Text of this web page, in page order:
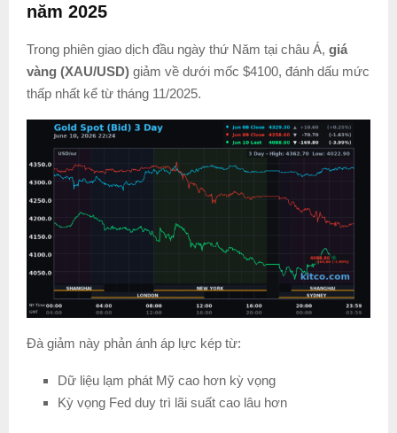
năm 2025
Trong phiên giao dịch đầu ngày thứ Năm tại châu Á, giá
vàng (XAU/USD) giảm về dưới mốc $4100, đánh dấu mức
thấp nhất kể từ tháng 11/2025.
Đà giảm này phản ánh áp lực kép từ:
Dữ liệu lạm phát Mỹ cao hơn kỳ vọng
Kỳ vọng Fed duy trì lãi suất cao lâu hơn